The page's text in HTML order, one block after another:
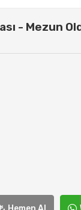
- Mezun